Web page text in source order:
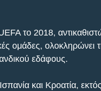
το 2018,
ομάδες, ολοκληρώνει
εδάφους.
και Κροατία,